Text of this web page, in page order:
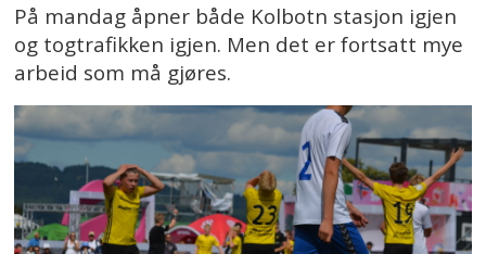
På mandag åpner både Kolbotn stasjon igjen
og togtrafikken igjen. Men det er fortsatt mye
arbeid som må gjøres.